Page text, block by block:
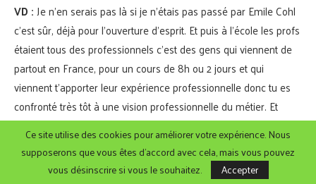
VD :Je n’en serais pas là si je n’étais pas passé par Emile Cohl
c’est sûr, déjà pour l’ouverture d’esprit. Et puis à l’école les profs
étaient tous des professionnels c’est des gens qui viennent de
partout en France, pour un cours de 8h ou 2 jours et qui
viennent t’apporter leur expérience professionnelle donc tu es
confronté très tôt à une vision professionnelle du métier. Et
souvent c’est difficile car on n’est pas prêt à entendre ça, quand
t’es étudiant c’est magique et puis t’en as qui passe en disant
« ah c’est pas inintéressant. » Ce qui remet ton travail finalement
Ce site utilise des cookies pour améliorer votre expérience. Nous
supposerons que vous êtes d'accord avec cela, mais vous pouvez
vous désinscrire si vous le souhaitez.
Accepter